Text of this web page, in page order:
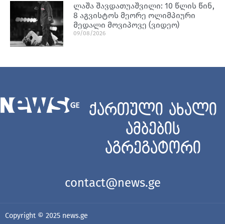
ლაშა შავდათუაშვილი: 10 წლის წინ,
8 აგვისტოს მეორე ოლიმპიური
მედალი მოვიპოვე (ვიდეო)
09/08/2026
ქართული ახალი
ამბების
აგრეგატორი
contact@news.ge
Copyright © 2025 news.ge